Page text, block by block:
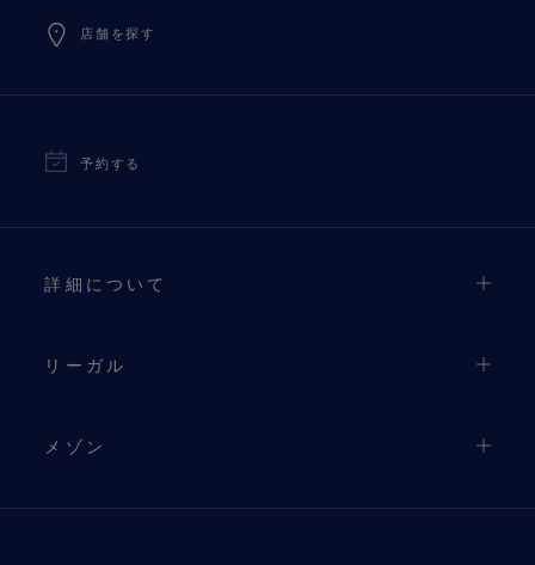
店舗を探す
予約する
詳細について
リーガル
メゾン